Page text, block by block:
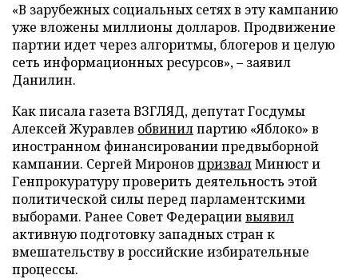
«В зарубежных социальных сетях в эту кампанию
уже вложены миллионы долларов. Продвижение
партии идет через алгоритмы, блогеров и целую
сеть информационных ресурсов», – заявил
Данилин.
Как писала газета ВЗГЛЯД, депутат Госдумы
Алексей Журавлев обвинилпартию «Яблоко» в
иностранном финансировании предвыборной
кампании. Сергей Миронов призвалМинюст и
Генпрокуратуру проверить деятельность этой
политической силы перед парламентскими
выборами. Ранее Совет Федерациивыявил
активную подготовку западных стран к
вмешательству в российские избирательные
процессы.